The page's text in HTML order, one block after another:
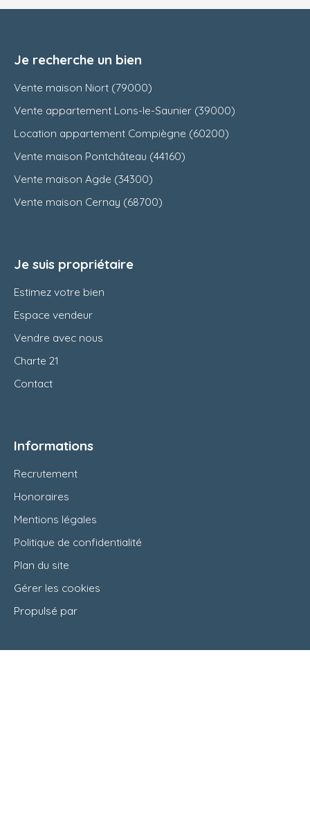
Je recherche un bien
Vente maison Niort (79000)
Vente appartement Lons-le-Saunier (39000)
Location appartement Compiègne (60200)
Vente maison Pontchâteau (44160)
Vente maison Agde (34300)
Vente maison Cernay (68700)
Je suis propriétaire
Estimez votre bien
Espace vendeur
Vendre avec nous
Charte 21
Contact
Informations
Recrutement
Honoraires
Mentions légales
Politique de confidentialité
Plan du site
Gérer les cookies
Propulsé par